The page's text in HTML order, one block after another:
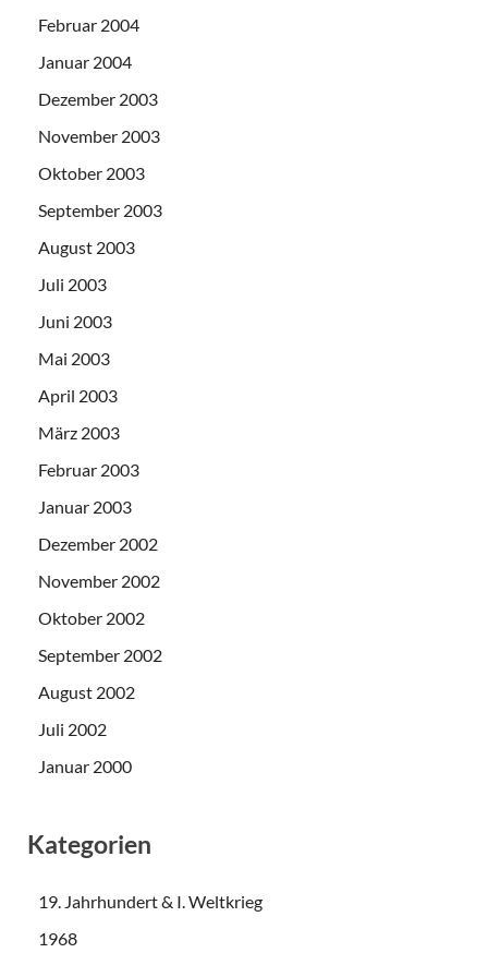
Februar 2004
Januar 2004
Dezember 2003
November 2003
Oktober 2003
September 2003
August 2003
Juli 2003
Juni 2003
Mai 2003
April 2003
März 2003
Februar 2003
Januar 2003
Dezember 2002
November 2002
Oktober 2002
September 2002
August 2002
Juli 2002
Januar 2000
Kategorien
19. Jahrhundert & I. Weltkrieg
1968